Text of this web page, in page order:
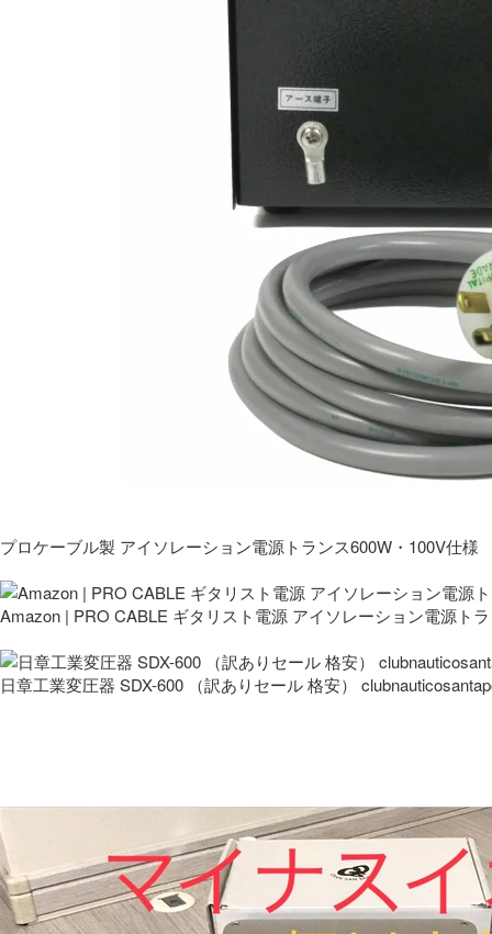
プロケーブル製 アイソレーション電源トランス600W・100V仕様
Amazon | PRO CABLE ギタリスト電源 アイソレーション電源ト
日章工業変圧器 SDX-600 （訳ありセール 格安）